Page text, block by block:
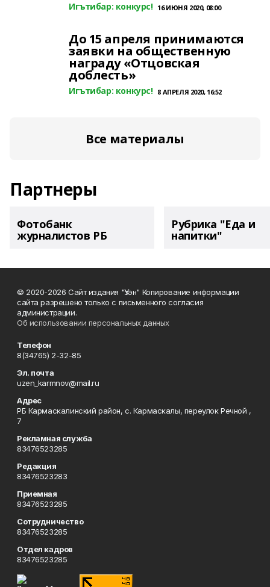
Игътибар: конкурс! 16 ИЮНЯ 2020, 08:00
До 15 апреля принимаются
заявки на общественную
награду «Отцовская
доблесть»
Игътибар: конкурс! 8 АПРЕЛЯ 2020, 16:52
Все материалы
Партнеры
Фотобанк
журналистов РБ
Рубрика "Еда и
напитки"
© 2020-2026 Сайт издания "Үзән" Копирование информации
сайта разрешено только с письменного согласия
администрации.
Об использовании персональных данных
Телефон
8(34765) 2-32-85
Эл. почта
uzen_karmnov@mail.ru
Адрес
РБ Кармаскалинский район, с. Кармаскалы, переулок Речной ,
7
Рекламная служба
83476523285
Редакция
83476523283
Приемная
83476523285
Сотрудничество
83476523285
Отдел кадров
83476523285